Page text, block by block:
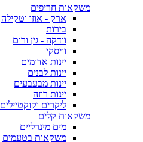
משקאות חריפים
ארק - אוזו וטקילה
בירות
וודקה - גין ורום
וויסקי
יינות אדומים
יינות לבנים
יינות מבעבעים
יינות רוזה
ליקרים וקוקטיילים
משקאות קלים
מים מינרליים
משקאות בטעמים